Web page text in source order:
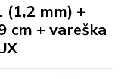
mm) +
cm + vareška